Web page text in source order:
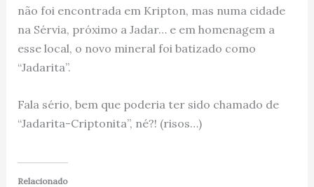
não foi encontrada em Kripton, mas numa cidade
na Sérvia, próximo a Jadar… e em homenagem a
esse local, o novo mineral foi batizado como
“Jadarita”.
Fala sério, bem que poderia ter sido chamado de
“Jadarita-Criptonita”, né?! (risos…)
Relacionado